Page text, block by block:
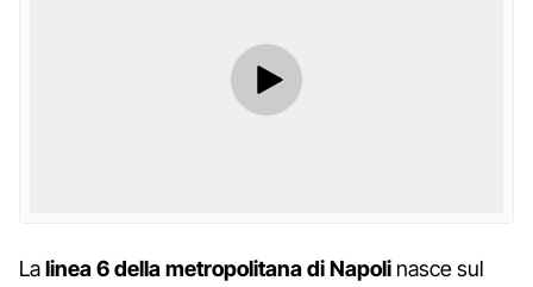
Lalinea 6 della metropolitana di Napoli nasce sul